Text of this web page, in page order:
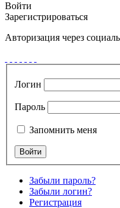
Войти
Зарегистрироваться
Авторизация через
Логин
Пароль
Запомнить меня
Забыли пароль?
Забыли логин?
Регистрация